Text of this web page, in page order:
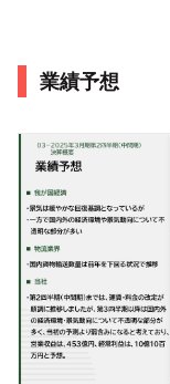
業績予想